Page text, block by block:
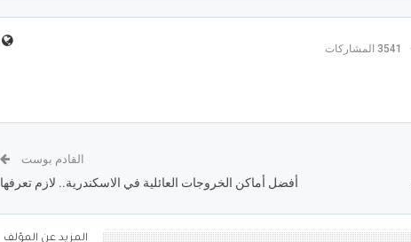
3541 المشاركات
القادم بوست
أفضل أماكن الخروجات العائلية في الاسكندرية.. لازم تعرفها
المزيد عن المؤلف